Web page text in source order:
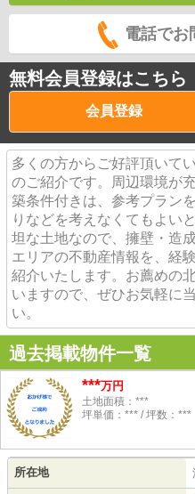
電話でお
無料会員登録はこちら
会員登録
多くの方からご好評頂いて
のご紹介です。周辺環境が
築条件付きは、参考プラン
りなどを考えなくてもよい
坦な土地なので、擁壁・造
エリアの不動産情報を、経
紹介いたします。お薦めの
いますので、ぜひお気軽に
い。
過去掲載物件一覧
***万円
土地面積：***
坪単価：*** / 坪数：***
所在地